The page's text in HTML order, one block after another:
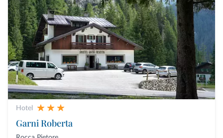
Hotel
Garni Roberta